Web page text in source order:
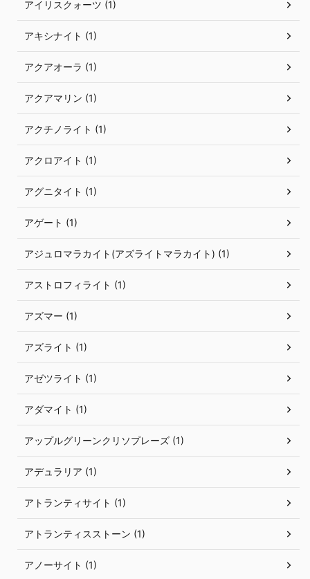
アイリスクォーツ (1)
アキシナイト (1)
アクアオーラ (1)
アクアマリン (1)
アクチノライト (1)
アクロアイト (1)
アグニタイト (1)
アゲート (1)
アジュロマラカイト(アズライトマラカイト) (1)
アストロフィライト (1)
アズマー (1)
アズライト (1)
アゼツライト (1)
アダマイト (1)
アップルグリーンクリソプレーズ (1)
アデュラリア (1)
アトランティサイト (1)
アトランティスストーン (1)
アノーサイト (1)